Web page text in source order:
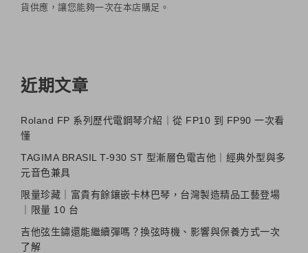
貨供應，讓您能夠一次在本店購足。
近期文章
Roland FP 系列歷代電鋼琴介紹｜從 FP10 到 FP90 一次看
懂
TAGIMA BRASIL T-930 ST 型漸層色電吉他｜經典外型與多
元音色兼具
限量珍藏｜富貴有餘鑲嵌卡林巴琴，台灣製造精品工藝登場
｜限量 10 台
吉他弦生鏽還能繼續彈嗎？換弦時機、影響與保養方式一次
了解